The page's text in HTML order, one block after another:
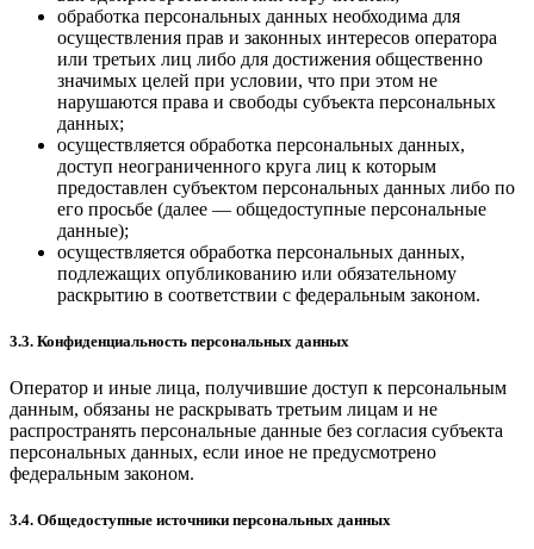
обработка персональных данных необходима для
осуществления прав и законных интересов оператора
или третьих лиц либо для достижения общественно
значимых целей при условии, что при этом не
нарушаются права и свободы субъекта персональных
данных;
осуществляется обработка персональных данных,
доступ неограниченного круга лиц к которым
предоставлен субъектом персональных данных либо по
его просьбе (далее — общедоступные персональные
данные);
осуществляется обработка персональных данных,
подлежащих опубликованию или обязательному
раскрытию в соответствии с федеральным законом.
3.3. Конфиденциальность персональных данных
Оператор и иные лица, получившие доступ к персональным
данным, обязаны не раскрывать третьим лицам и не
распространять персональные данные без согласия субъекта
персональных данных, если иное не предусмотрено
федеральным законом.
3.4. Общедоступные источники персональных данных